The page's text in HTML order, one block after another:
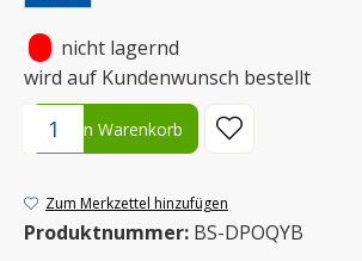
nicht lagernd
wird auf Kundenwunsch bestellt
Produkt Anzahl: Gib den gewünschten
In den Warenkorb
Zum Merkzettel hinzufügen
Produktnummer: BS-DPOQYB